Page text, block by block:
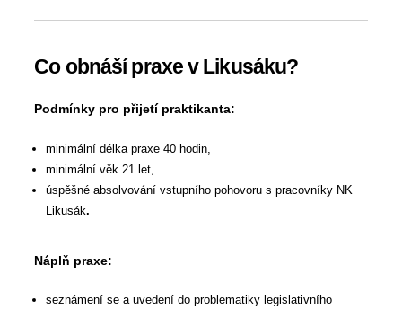
Co obnáší praxe v Likusáku?
Podmínky pro přijetí praktikanta:
minimální délka praxe 40 hodin,
minimální věk 21 let,
úspěšné absolvování vstupního pohovoru s pracovníky NK
Likusák.
Náplň praxe:
seznámení se a uvedení do problematiky legislativního